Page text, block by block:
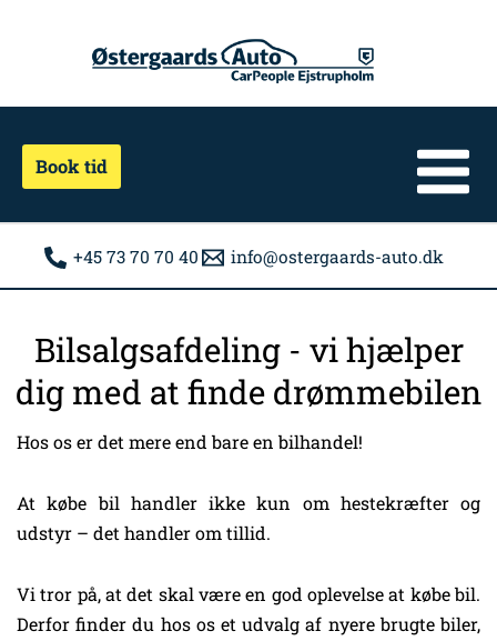
Book tid
+45 73 70 70 40 info@ostergaards-auto.dk
Bilsalgsafdeling - vi hjælper
dig med at finde drømmebilen
Hos os er det mere end bare en bilhandel!
At købe bil handler ikke kun om hestekræfter og
udstyr – det handler om tillid.
Vi tror på, at det skal være en god oplevelse at købe bil.
Derfor finder du hos os et udvalg af nyere brugte biler,